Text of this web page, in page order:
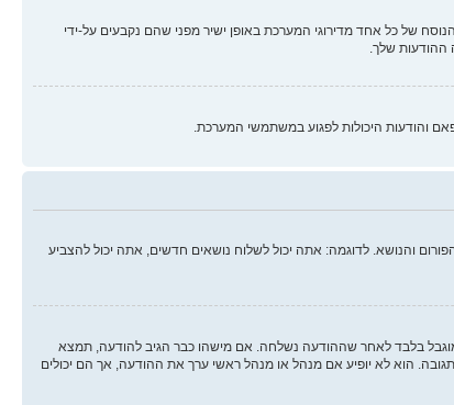
של כל אחד מדירוגי המערכת באופן ישיר מפני שהם נקבעים על-ידי
ההודעות שלך.
והודעות היכולות לפגוע במשתמשי המערכת.
והנושא. לדוגמה: אתה יכול לשלוח נושאים חדשים, אתה יכול להצביע
מוגבל בלבד לאחר שההודעה נשלחה. אם מישהו כבר הגיב להודעה, תמצא
הוא לא יופיע אם מנהל או מנהל ראשי ערך את ההודעה, אך הם יכולים